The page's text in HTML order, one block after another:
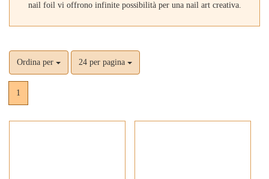
nail foil vi offrono infinite possibilità per una nail art creativa.
Ordina per 24 per pagina
1